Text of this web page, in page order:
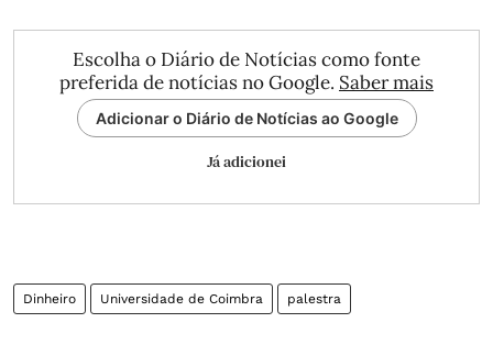
Escolha o Diário de Notícias como fonte
preferida de notícias no Google. Saber mais
Adicionar o Diário de Notícias ao Google
Já adicionei
Dinheiro Universidade de Coimbra palestra